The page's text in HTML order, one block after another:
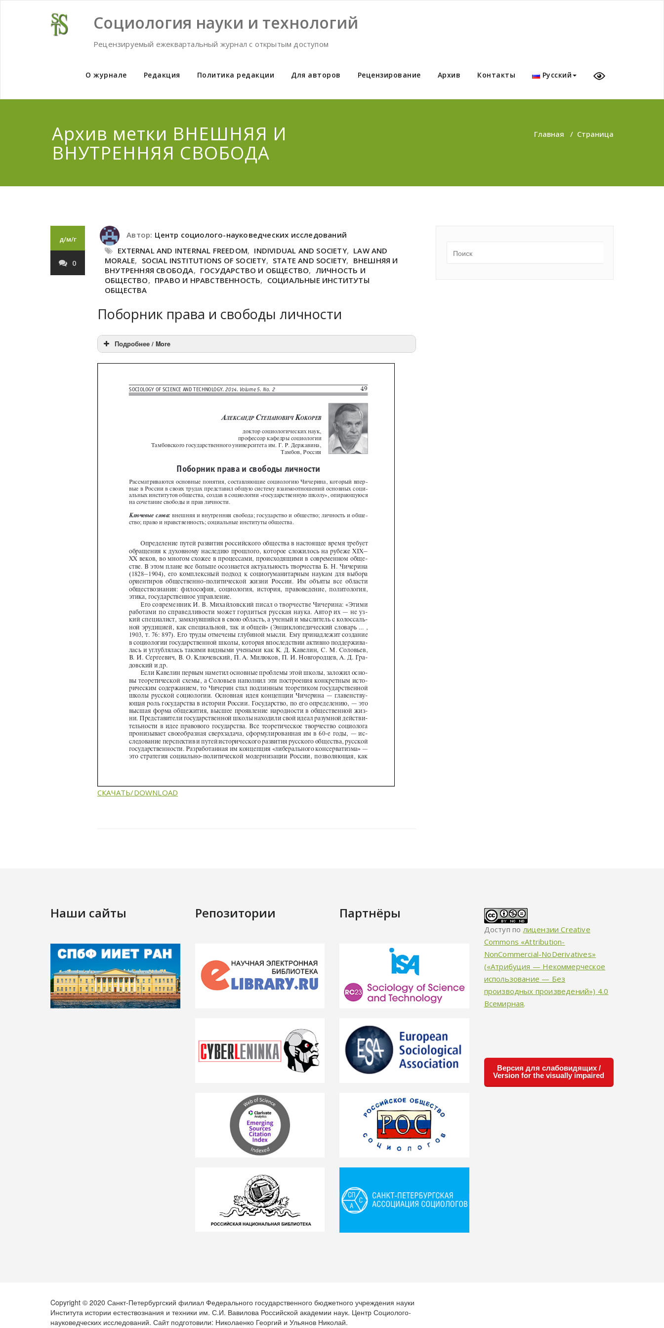
Социология науки и технологий
Рецензируемый ежеквартальный журнал с открытым доступом
О журнале Редакция Политика редакции Для авторов Рецензирование Архив Контакты Русский
Архив метки ВНЕШНЯЯ И
ВНУТРЕННЯЯ СВОБОДА
Главная / Страница
д/м/г
0
Автор: Центр социолого-науковедческих исследований
EXTERNAL AND INTERNAL FREEDOM, INDIVIDUAL AND SOCIETY, LAW AND
MORALE, SOCIAL INSTITUTIONS OF SOCIETY, STATE AND SOCIETY, ВНЕШНЯЯ И
ВНУТРЕННЯЯ СВОБОДА, ГОСУДАРСТВО И ОБЩЕСТВО, ЛИЧНОСТЬ И
ОБЩЕСТВО, ПРАВО И НРАВСТВЕННОСТЬ, СОЦИАЛЬНЫЕ ИНСТИТУТЫ
ОБЩЕСТВА
Поборник права и свободы личности
Подробнее / More
СКАЧАТЬ/DOWNLOAD
Наши сайты Репозитории Партнёры
Доступ по лицензии Creative
Commons «Attribution-
NonCommercial-NoDerivatives»
(«Атрибуция — Некоммерческое
использование — Без
производных произведений») 4.0
Всемирная.
Версия для слабовидящих /
Version for the visually impaired
Copyright © 2020 Санкт-Петербургский филиал Федерального государственного бюджетного учреждения науки
Института истории естествознания и техники им. С.И. Вавилова Российской академии наук. Центр Социолого-
науковедческих исследований. Сайт подготовили: Николаенко Георгий и Ульянов Николай.